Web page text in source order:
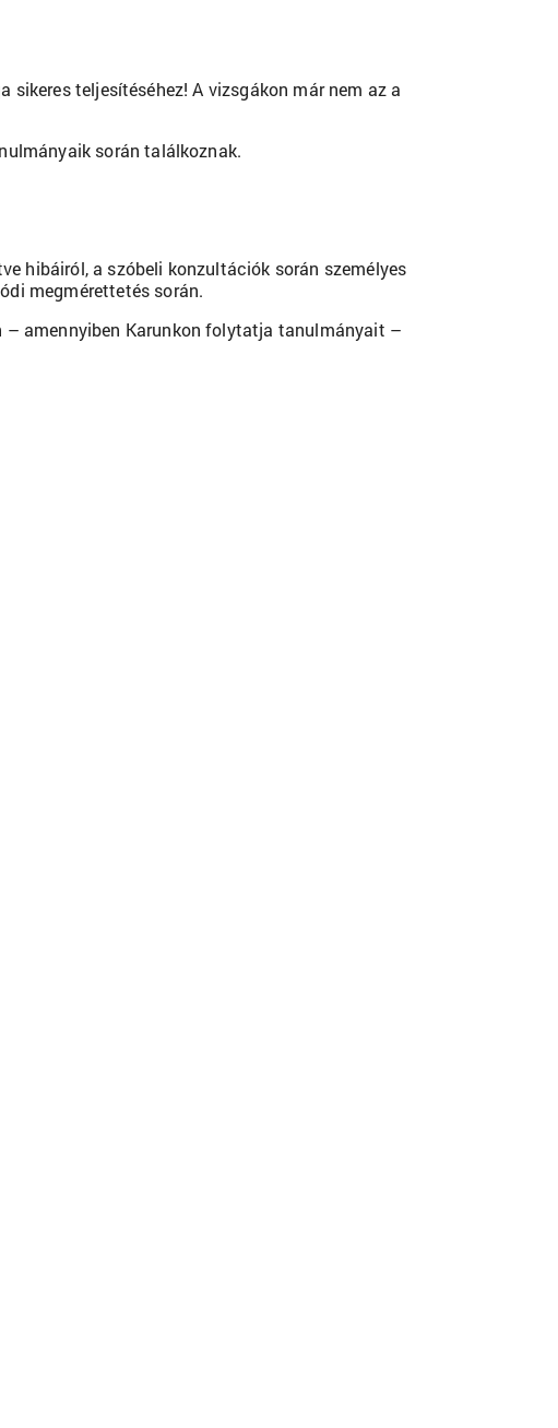
sikeres teljesítéséhez! A vizsgákon már nem az a
során találkoznak.
hibáiról, a szóbeli konzultációk során személyes
megmérettetés során.
– amennyiben Karunkon folytatja tanulmányait –